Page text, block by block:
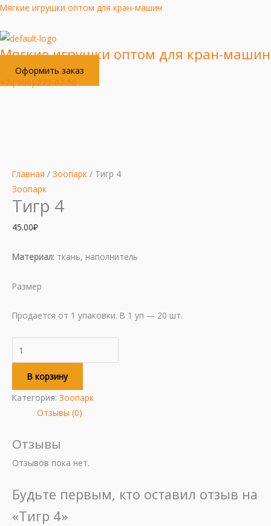
Перейти
содержимому
Мягкие игрушки оптом для кран-машин
Мягкие игрушки оптом для кран-машин
Оформить заказ
+7 ( 900) 272-02-50
Меню
Главная / Зоопарк / Тигр 4
Зоопарк
Тигр 4
45.00₽
Материал: ткань, наполнитель
Размер
Продается от 1 упаковки. В 1 уп — 20 шт.
Тигр
4
В корзину
Категория: Зоопарк
Отзывы (0)
Отзывы
Отзывов пока нет.
Будьте первым, кто оставил отзыв на
«Тигр 4»